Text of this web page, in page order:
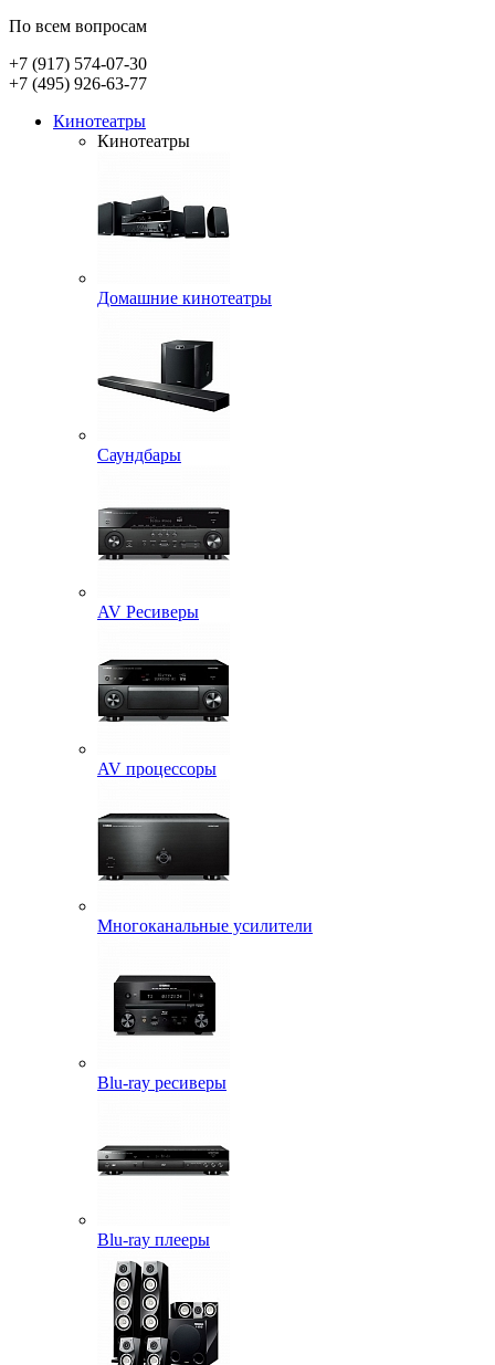
По всем вопросам
+7 (917) 574-07-30
+7 (495) 926-63-77
Кинотеатры
Кинотеатры
Домашние кинотеатры
Саундбары
AV Ресиверы
AV процессоры
Многоканальные усилители
Blu-ray ресиверы
Blu-ray плееры